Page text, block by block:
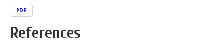
PDF
References